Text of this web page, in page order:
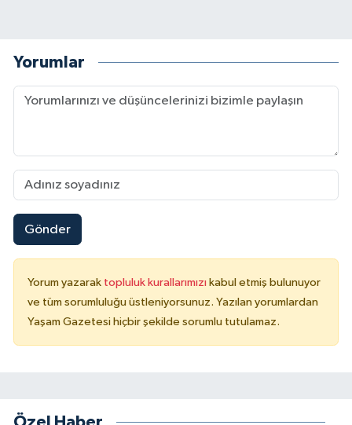
Yorumlar
Gönder
Yorum yazarak topluluk kurallarımızı kabul etmiş bulunuyor
ve tüm sorumluluğu üstleniyorsunuz. Yazılan yorumlardan
Yaşam Gazetesi hiçbir şekilde sorumlu tutulamaz.